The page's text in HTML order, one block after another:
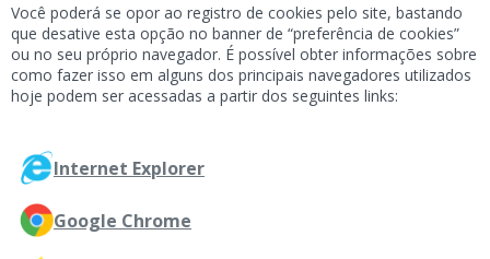
Você poderá se opor ao registro de cookies pelo site, bastando
que desative esta opção no banner de “preferência de cookies”
ou no seu próprio navegador. É possível obter informações sobre
como fazer isso em alguns dos principais navegadores utilizados
hoje podem ser acessadas a partir dos seguintes links:
Internet Explorer
Google Chrome